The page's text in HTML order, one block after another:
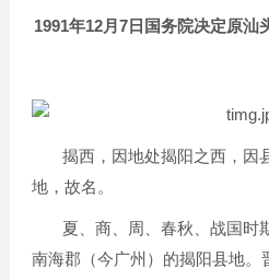
1991年12月 7 日国务院决定原汕
揭西，因地处揭阳之西，因
地，故名。
夏、商、周、春秋、战国时
南海郡（今广州）的揭阳县地。